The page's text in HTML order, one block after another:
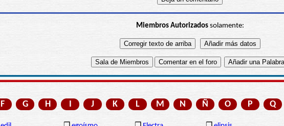
Miembros Autorizadossolamente:
F G H I J K L M N Ñ O P Q